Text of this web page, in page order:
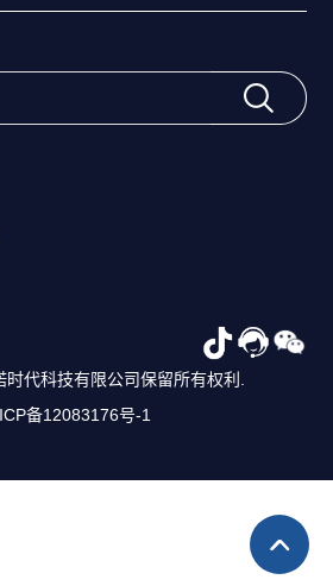
代科技有限公司保留所有权利.
备12083176号-1